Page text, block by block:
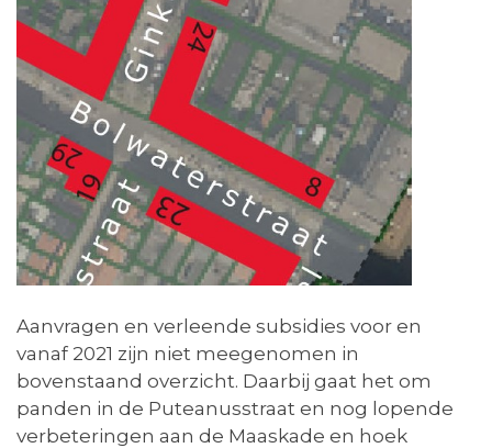
Aanvragen en verleende subsidies voor en
vanaf 2021 zijn niet meegenomen in
bovenstaand overzicht. Daarbij gaat het om
panden in de Puteanusstraat en nog lopende
verbeteringen aan de Maaskade en hoek